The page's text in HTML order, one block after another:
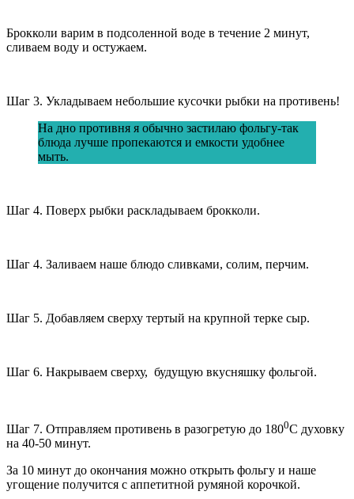
Брокколи варим в подсоленной воде в течение 2 минут,
сливаем воду и остужаем.
Шаг 3. Укладываем небольшие кусочки рыбки на противень!
На дно противня я обычно застилаю фольгу-так
блюда лучше пропекаются и емкости удобнее
мыть.
Шаг 4. Поверх рыбки раскладываем брокколи.
Шаг 4. Заливаем наше блюдо сливками, солим, перчим.
Шаг 5. Добавляем сверху тертый на крупной терке сыр.
Шаг 6. Накрываем сверху, будущую вкусняшку фольгой.
Шаг 7. Отправляем противень в разогретую до 1800С духовку
на 40-50 минут.
За 10 минут до окончания можно открыть фольгу и наше
угощение получится с аппетитной румяной корочкой.